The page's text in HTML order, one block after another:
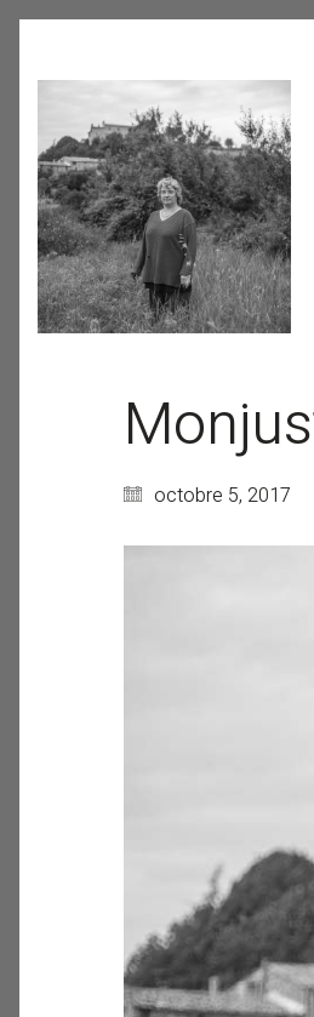
octobre 5, 2017